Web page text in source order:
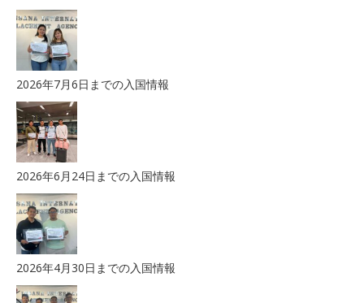
2026年7月6日までの入国情報
2026年6月24日までの入国情報
2026年4月30日までの入国情報